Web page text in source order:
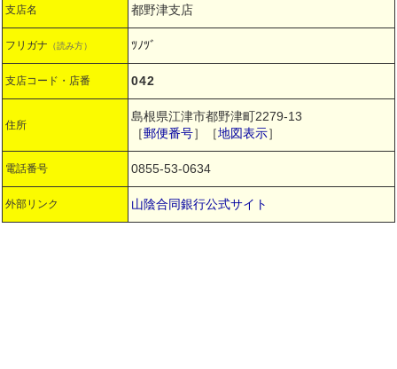
支店名 都野津支店
フリガナ （読み方） ﾂﾉﾂﾞ
支店コード・店番 042
住所
島根県江津市都野津町2279-13
［郵便番号］［地図表示］
電話番号 0855-53-0634
外部リンク 山陰合同銀行公式サイト